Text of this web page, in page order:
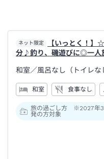
ネット限定
【いっとく！
分♪釣り、磯遊びに◎一人
和室／風呂なし（トイレな
和室 食事なし
旅の過ごし方 ※2027年3
発の方対象